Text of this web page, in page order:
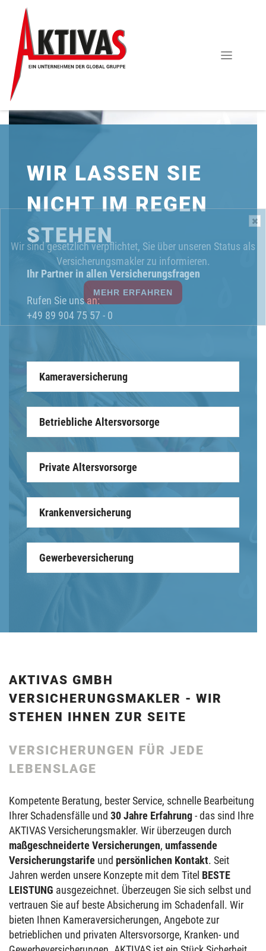
WIR LASSEN SIE
NICHT IM REGEN
STEHEN
Ihr Partner in allen Versicherungsfragen
Rufen Sie uns an:
+49 89 904 75 57 - 0
Kameraversicherung
Betriebliche Altersvorsorge
Private Altersvorsorge
Krankenversicherung
Gewerbeversicherung
AKTIVAS GMBH
VERSICHERUNGSMAKLER - WIR
STEHEN IHNEN ZUR SEITE
VERSICHERUNGEN FÜR JEDE
LEBENSLAGE
Kompetente Beratung, bester Service, schnelle Bearbeitung
Ihrer Schadensfälle und 30 Jahre Erfahrung- das sind Ihre
AKTIVAS Versicherungsmakler. Wir überzeugen durch
maßgeschneiderte Versicherungen, umfassende
Versicherungstarife und persönlichen Kontakt. Seit
Jahren werden unsere Konzepte mit dem Titel BESTE
LEISTUNG ausgezeichnet. Überzeugen Sie sich selbst und
vertrauen Sie auf beste Absicherung im Schadenfall. Wir
bieten Ihnen Kameraversicherungen, Angebote zur
betrieblichen und privaten Altersvorsorge, Kranken- und